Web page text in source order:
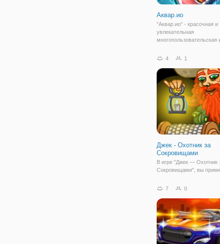
Аквар.ио
"Аквар.ио" - красочная и
увлекательная
многопользовательская
Oceanar.io. Изначально
заключается в том,
свою стаю крупной и
4 1
Джек - Охотник за
Сокровищами
В игре "Джек — Охотник
Сокровищами", вы
Золотоискатели
обрести своё место под
В этот раз вы
загадочный Египет. Эта
7 0